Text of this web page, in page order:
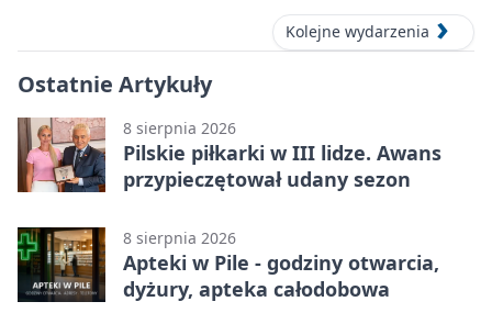
Kolejne wydarzenia
Ostatnie Artykuły
8 sierpnia 2026
Pilskie piłkarki w III lidze. Awans
przypieczętował udany sezon
8 sierpnia 2026
Apteki w Pile - godziny otwarcia,
dyżury, apteka całodobowa